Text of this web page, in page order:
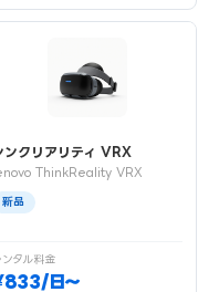
ンクリアリティ VRX
ThinkReality VRX
新品
ンタル料金
日〜